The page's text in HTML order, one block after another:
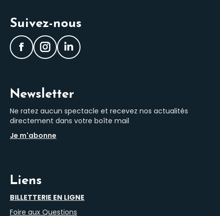
Suivez-nous
Facebook
InstagramLinkedIn
Newsletter
Ne ratez aucun spectacle et recevez nos actualités
directement dans votre boîte mail
Je m'abonne
Liens
BILLETTERIE EN LIGNE
Foire aux Questions